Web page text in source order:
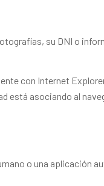
su DNI o
con Internet
está asociando al
o una aplicación